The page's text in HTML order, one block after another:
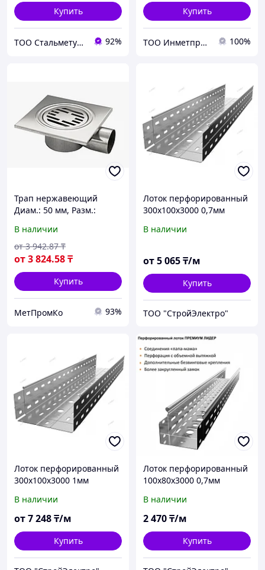
Купить
ТОО Стальметурал 92%
Купить
ТОО Инметпром 100%
Трап нержавеющий
Диам.: 50 мм, Разм.:
В наличии
от3 824.58₸
от 3 942.87 ₸
Купить
МетПромКо 93%
Лоток перфорированный
300х100х3000 0,7мм
В наличии
от5 065₸/м
Купить
ТОО "СтройЭлектро"
Лоток перфорированный
300х100х3000 1мм
В наличии
от7 248₸/м
Купить
Лоток перфорированный
100х80х3000 0,7мм
В наличии
2 470₸/м
Купить